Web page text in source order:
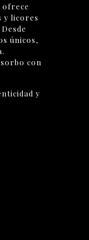
ofrece
y licores
únicos,
con
y